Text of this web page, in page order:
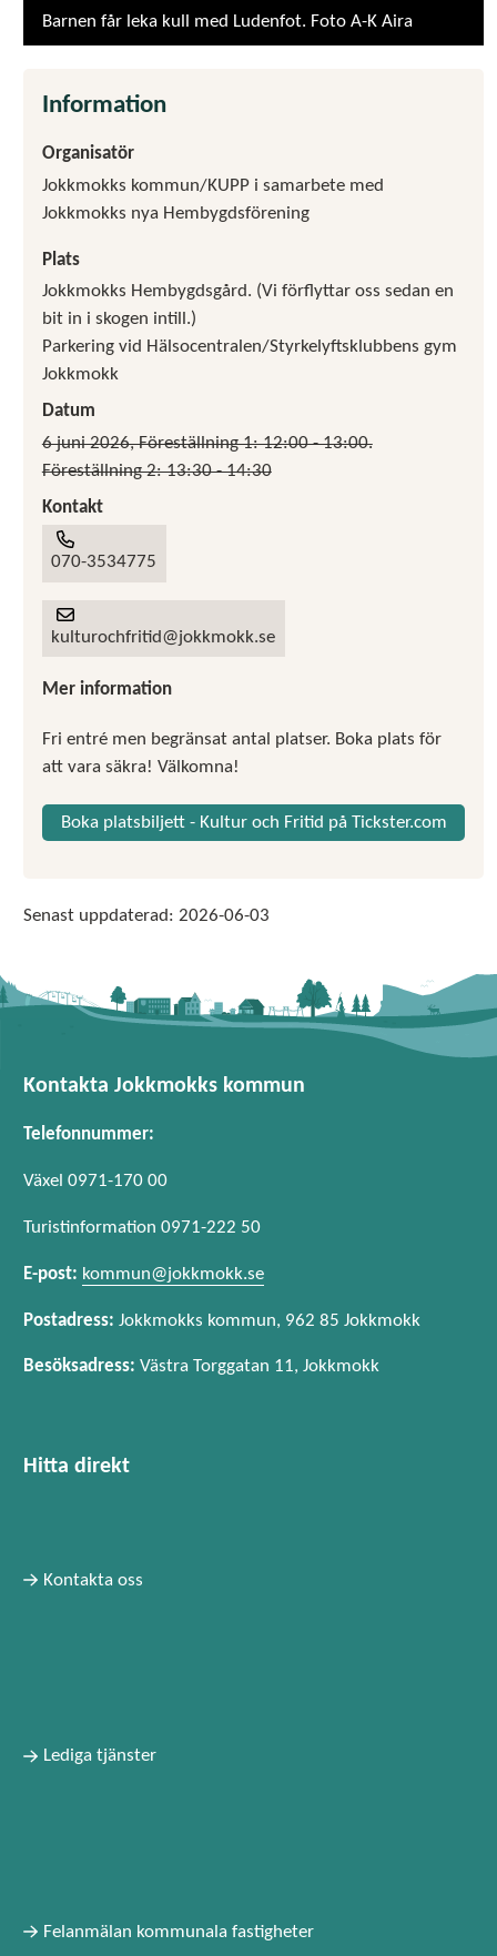
Barnen får leka kull med Ludenfot. Foto A-K Aira
Information
Organisatör
Jokkmokks kommun/KUPP i samarbete med
Jokkmokks nya Hembygdsförening
Plats
Jokkmokks Hembygdsgård. (Vi förflyttar oss sedan en
bit in i skogen intill.)
Parkering vid Hälsocentralen/Styrkelyftsklubbens gym
Jokkmokk
Datum
6 juni 2026, Föreställning 1: 12:00 - 13:00.
Föreställning 2: 13:30 - 14:30
Kontakt
070-3534775
kulturochfritid@jokkmokk.se
Mer information
Fri entré men begränsat antal platser. Boka plats för
att vara säkra! Välkomna!
Boka platsbiljett - Kultur och Fritid på Tickster.com
Senast uppdaterad: 2026-06-03
Kontakta Jokkmokks kommun
Telefonnummer:
Växel 0971-170 00
Turistinformation 0971-222 50
E-post: kommun@jokkmokk.se
Postadress: Jokkmokks kommun, 962 85 Jokkmokk
Besöksadress: Västra Torggatan 11, Jokkmokk
Hitta direkt
Kontakta oss
Lediga tjänster
Felanmälan kommunala fastigheter